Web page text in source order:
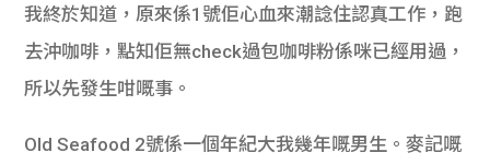
我終於知道，原來係1號佢心血來潮諗住認真工作，跑
去沖咖啡，點知佢無check過包咖啡粉係咪已經用過，
所以先發生咁嘅事。
Old Seafood 2號係一個年紀大我幾年嘅男生。麥記嘅